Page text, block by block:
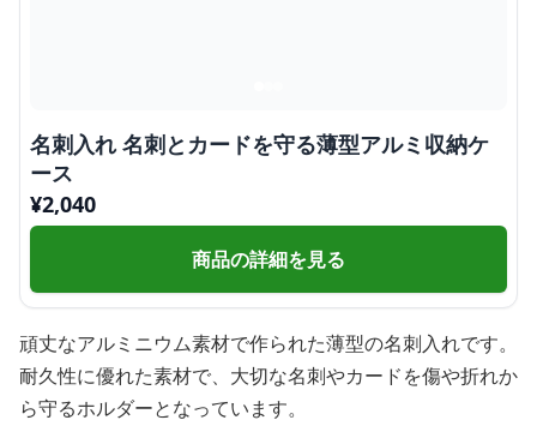
名刺入れ 名刺とカードを守る薄型アルミ収納ケ
ース
¥2,040
商品の詳細を見る
頑丈なアルミニウム素材で作られた薄型の名刺入れです。
耐久性に優れた素材で、大切な名刺やカードを傷や折れか
ら守るホルダーとなっています。